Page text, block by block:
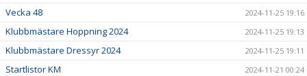
Vecka 48 2024-11-25 19:16
Klubbmästare Hoppning 2024 2024-11-25 19:13
Klubbmästare Dressyr 2024 2024-11-25 19:11
Startlistor KM 2024-11-21 00:24